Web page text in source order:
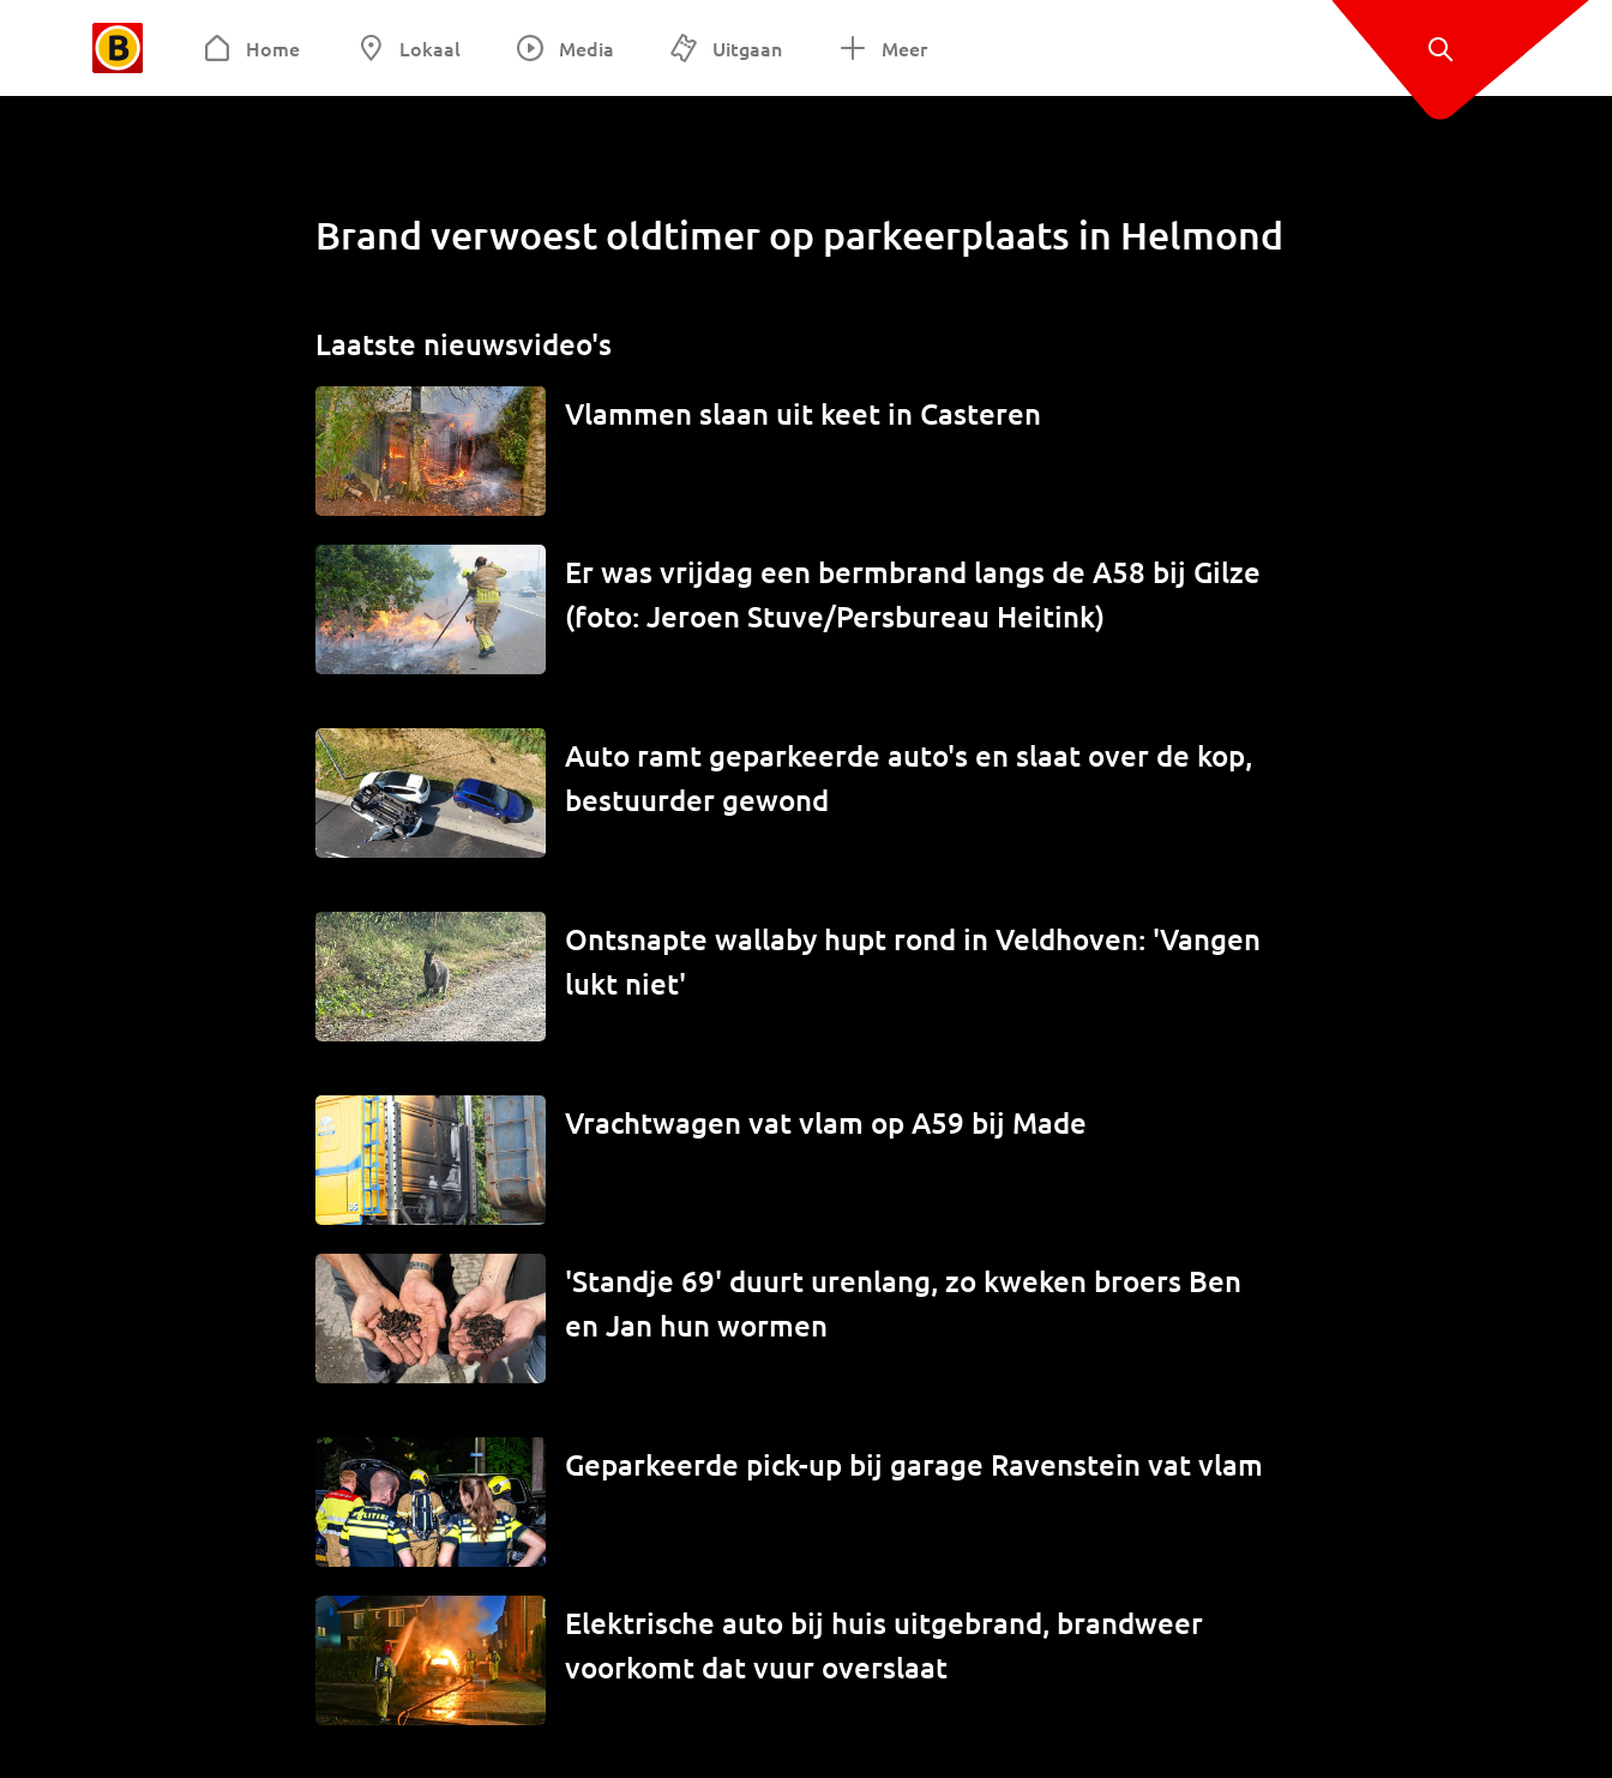
Home Lokaal Media Uitgaan Meer
Brand verwoest oldtimer op parkeerplaats in Helmond
Laatste nieuwsvideo's
Vlammen slaan uit keet in Casteren
Er was vrijdag een bermbrand langs de A58 bij Gilze
(foto: Jeroen Stuve/Persbureau Heitink)
Auto ramt geparkeerde auto's en slaat over de kop,
bestuurder gewond
Ontsnapte wallaby hupt rond in Veldhoven: 'Vangen
lukt niet'
Vrachtwagen vat vlam op A59 bij Made
'Standje 69' duurt urenlang, zo kweken broers Ben
en Jan hun wormen
Geparkeerde pick-up bij garage Ravenstein vat vlam
Elektrische auto bij huis uitgebrand, brandweer
voorkomt dat vuur overslaat